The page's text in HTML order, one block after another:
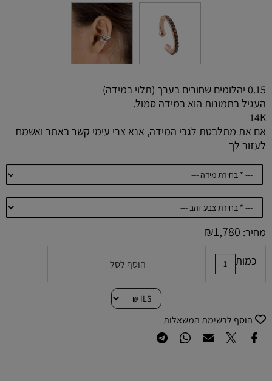
0.15 יהלומים שחורים בערך (תלוי במידה)
העגיל בתמונות הוא במידה סמול.
14K
אם את מתלבטת לגבי המידה, אנא צרי עימי קשר באתר ואשמח
לעזור לך
מחיר: ₪1,780
כמות הוסף לסל
הוסף לרשימת המשאלות